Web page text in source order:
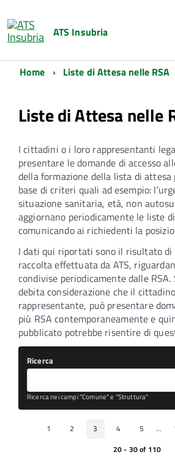
ATS Insubria
Home Liste di Attesa nelle RSA
Liste di Attesa nelle
I cittadini o i loro rappresentanti
presentare le domande di accesso
della formazione della lista di attesa
base di criteri quali ad esempio:
situazione sanitaria, età, non
aggiornano periodicamente le liste
comunicando ai richiedenti la
I dati qui riportati sono il risultato di
raccolta effettuata da ATS,
condivise periodicamente dalle
debita considerazione che il
rappresentante, può presentare
più RSA contemporaneamente e
pubblicato potrebbe risentire di
Ricerca
Ricerca nei campi "Comune" e "Struttura"
1 2 3 4 5 ...
20 - 30 of 110